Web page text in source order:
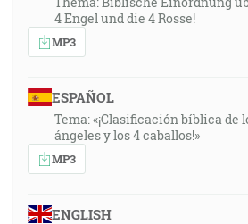
4 Engel und die 4 Rosse!
MP3
ESPAÑOL
Tema: «¡Clasificación bíblica de
ángeles y los 4 caballos!»
MP3
ENGLISH